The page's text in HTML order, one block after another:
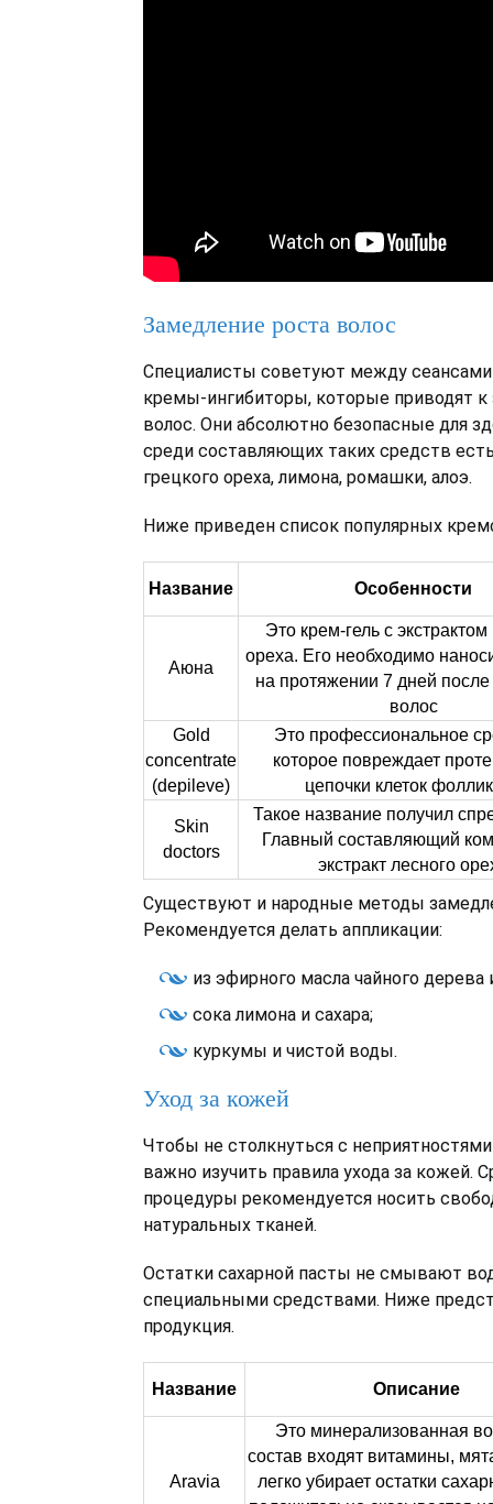
Замедление роста волос
Специалисты советуют между сеансами
кремы-ингибиторы, которые приводят
волос. Они абсолютно безопасные для
среди составляющих таких средств
грецкого ореха, лимона, ромашки, алоэ.
Ниже приведен список популярных
Название Особенности
Аюна
Это крем-гель с экстрактом
ореха. Его необходимо
на протяжении 7 дней
волос
Gold
concentrate
(depileve)
Это профессиональное
которое повреждает
цепочки клеток
Skin
doctors
Такое название получил
Главный составляющий
экстракт лесного
Существуют и народные методы
Рекомендуется делать аппликации:
из эфирного масла чайного дерева
сока лимона и сахара;
куркумы и чистой воды.
Уход за кожей
Чтобы не столкнуться с
важно изучить правила ухода за кожей.
процедуры рекомендуется носить
натуральных тканей.
Остатки сахарной пасты не смывают
специальными средствами. Ниже
продукция.
Название Описание
Aravia
Это минерализованная
состав входят витамины,
легко убирает остатки